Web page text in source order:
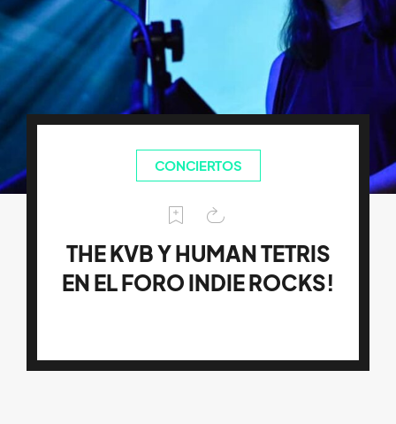
CONCIERTOS
THE KVB Y HUMAN TETRIS
EN EL FORO INDIE ROCKS!